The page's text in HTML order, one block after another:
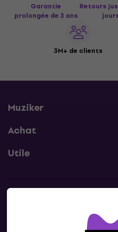
Garantie
prolongée de 3 ans
Retours
3M+ de clients
Muziker
Achat
Utile